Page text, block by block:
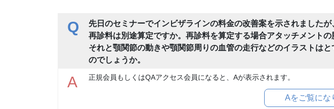
Q
先日のセミナーでインビザラインの料金の改善案を示されました
再診料は別途算定ですか。再診料を算定する場合アタッチメントの
それと顎関節の動きや顎関節周りの血管の走行などのイラストは
のでしょうか。
A 正規会員もしくはQAアクセス会員になると、Aが表示されます。
Aをご覧にな